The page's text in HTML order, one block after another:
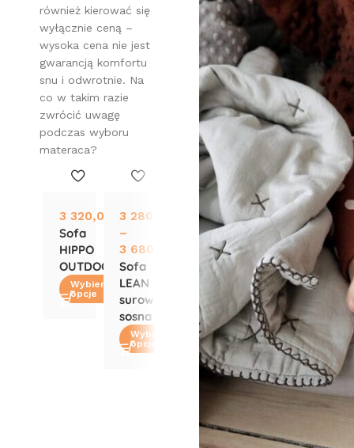
również kierować się
wyłącznie ceną –
wysoka cena nie jest
gwarancją komfortu
snu i odwrotnie. Na
co w takim razie
zwrócić uwagę
podczas wyboru
materaca?
3 320,00 zł
Sofa
HIPPO
OUTDOOR
Wybierz
opcje
3 280,00
–
3 680,00
Sofa
LEAN
surowa
sosna
Wybierz
opcje
1 930,00zł
3 050,00zł
Sofa
ROOTS –
rozmiary
i kolory
Wybierz
opcje